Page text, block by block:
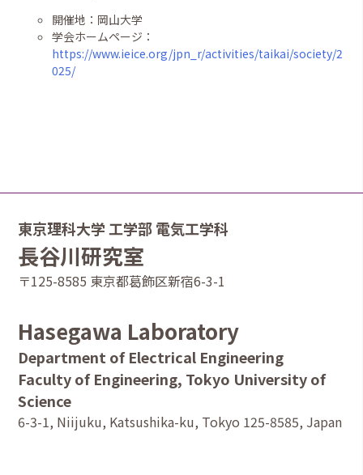
開催地：岡山大学
学会ホームページ：
https://www.ieice.org/jpn_r/activities/taikai/society/2
025/
東京理科大学 工学部 電気工学科
長谷川研究室
〒125-8585 東京都葛飾区新宿6-3-1
Hasegawa Laboratory
Department of Electrical Engineering
Faculty of Engineering, Tokyo University of
Science
6-3-1, Niijuku, Katsushika-ku, Tokyo 125-8585, Japan